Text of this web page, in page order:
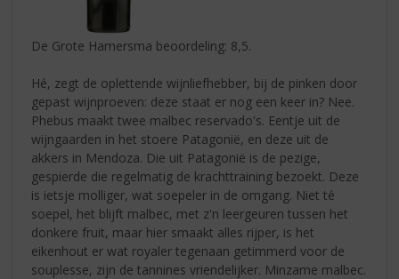
De Grote Hamersma beoordeling: 8,5.
Hé, zegt de oplettende wijnliefhebber, bij de pinken door
gepast wijnproeven: deze staat er nog een keer in? Nee.
Phebus maakt twee malbec reservado's. Eentje uit de
wijngaarden in het stoere Patagonië, en deze uit de
akkers in Mendoza. Die uit Patagonië is de pezige,
gespierde die regelmatig de krachttraining bezoekt. Deze
is ietsje molliger, wat soepeler in de omgang. Niet té
soepel, het blijft malbec, met z'n leergeuren tussen het
donkere fruit, maar hier smaakt alles rijper, is het
eikenhout er wat royaler tegenaan getimmerd voor de
souplesse, zijn de tannines vriendelijker. Minzame malbec.